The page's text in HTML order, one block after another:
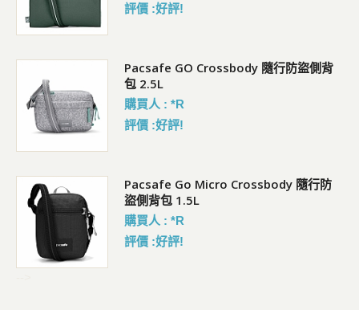
評價 :好評!
Pacsafe GO Crossbody 隨行防盜側背
包 2.5L
購買人 : *R
評價 :好評!
Pacsafe Go Micro Crossbody 隨行防
盜側背包 1.5L
購買人 : *R
評價 :好評!